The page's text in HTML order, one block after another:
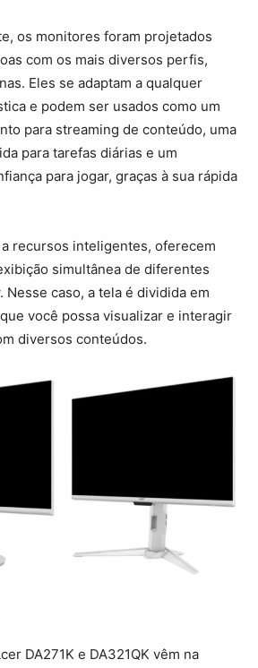
os monitores foram projetados
com os mais diversos perfis,
Eles se adaptam a qualquer
e podem ser usados como um
para streaming de conteúdo, uma
para tarefas diárias e um
para jogar, graças à sua rápida
recursos inteligentes, oferecem
simultânea de diferentes
caso, a tela é dividida em
você possa visualizar e interagir
diversos conteúdos.
DA271K e DA321QK vêm na